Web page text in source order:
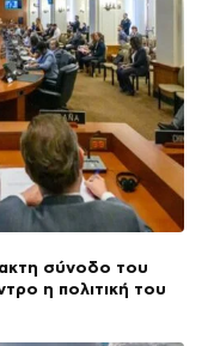
σύνοδο του
η πολιτική του